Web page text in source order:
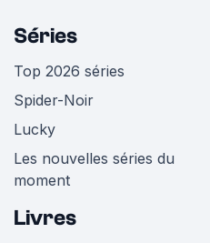
Séries
Top 2026 séries
Spider-Noir
Lucky
Les nouvelles séries du
moment
Livres